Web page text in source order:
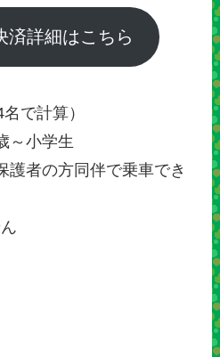
済詳細はこちら
で計算）
～小学生
者の方同伴で乗車でき